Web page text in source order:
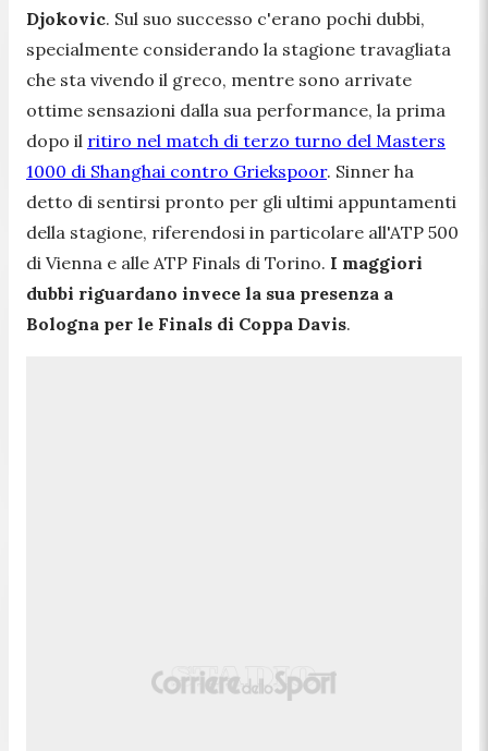
Djokovic. Sul suo successo c'erano pochi dubbi,
specialmente considerando la stagione travagliata
che sta vivendo il greco, mentre sono arrivate
ottime sensazioni dalla sua performance, la prima
dopo il ritiro nel match di terzo turno del Masters
1000 di Shanghai contro Griekspoor. Sinner ha
detto di sentirsi pronto per gli ultimi appuntamenti
della stagione, riferendosi in particolare all'ATP 500
di Vienna e alle ATP Finals di Torino. I maggiori
dubbi riguardano invece la sua presenza a
Bologna per le Finals di Coppa Davis.